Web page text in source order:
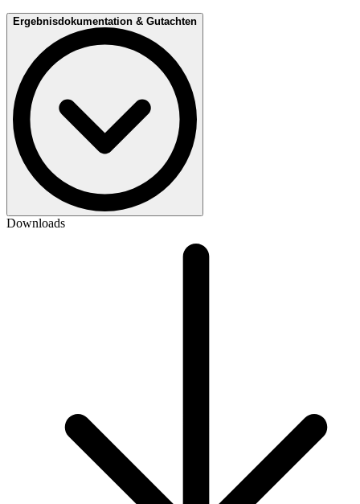
Ergebnisdokumentation & Gutachten
Empfehlungen, Maßnahmen und Kostenschätzungen für die
Downloads